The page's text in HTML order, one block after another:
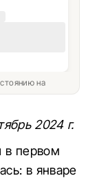
на
2024 г.
в первом
в январе